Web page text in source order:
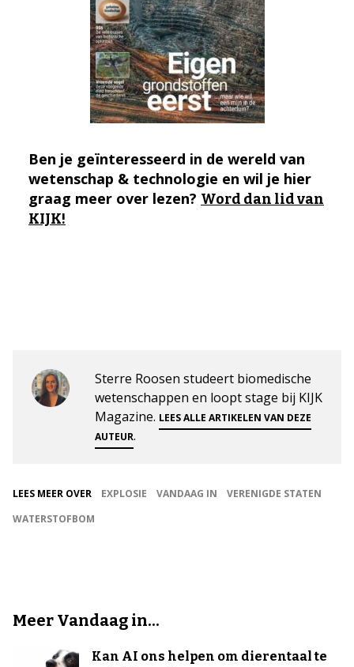
Ben je geïnteresseerd in de wereld van
wetenschap & technologie en wil je hier
graag meer over lezen? Word dan lid van
KIJK!
Sterre Roosen studeert biomedische
wetenschappen en loopt stage bij KIJK
Magazine. LEES ALLE ARTIKELEN VAN DEZE
AUTEUR.
LEES MEER OVER EXPLOSIE VANDAAG IN
VERENIGDE STATEN
WATERSTOFBOM
Meer Vandaag in...
Kan AI ons helpen om dierentaal te